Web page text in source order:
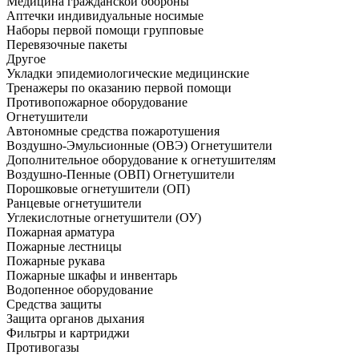
Аптечки индивидуальные носимые
Наборы первой помощи групповые
Перевязочные пакеты
Другое
Укладки эпидемиологические медицинские
Тренажеры по оказанию первой помощи
Противопожарное оборудование
Огнетушители
Автономные средства пожаротушения
Воздушно-Эмульсионные (ОВЭ) Огнетушители
Дополнительное оборудование к огнетушителям
Воздушно-Пенные (ОВП) Огнетушители
Порошковые огнетушители (ОП)
Ранцевые огнетушители
Углекислотные огнетушители (ОУ)
Пожарная арматура
Пожарные лестницы
Пожарные рукава
Пожарные шкафы и инвентарь
Водопенное оборудование
Средства защиты
Защита органов дыхания
Фильтры и картриджи
Противогазы